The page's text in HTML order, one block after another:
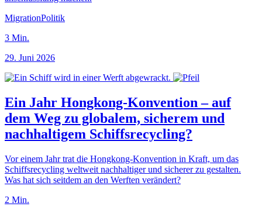
MigrationPolitik
3 Min.
29. Juni 2026
Ein Jahr Hongkong-Konvention – auf
dem Weg zu globalem, sicherem und
nachhaltigem Schiffsrecycling?
Vor einem Jahr trat die Hongkong-Konvention in Kraft, um das
Schiffsrecycling weltweit nachhaltiger und sicherer zu gestalten.
Was hat sich seitdem an den Werften verändert?
2 Min.